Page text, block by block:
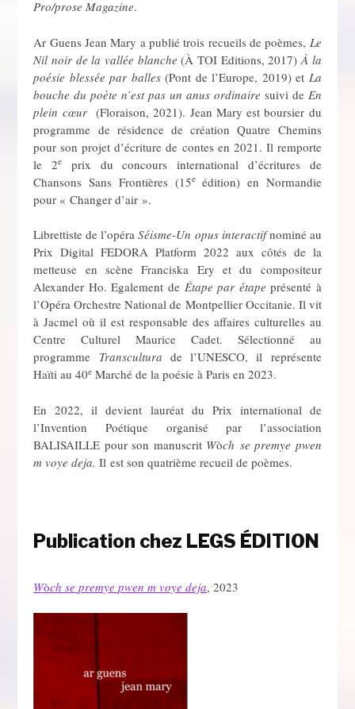
Pro/prose Magazine.
Ar Guens Jean Mary a publié trois recueils de poèmes, Le
Nil noir de la vallée blanche (À TOI Editions, 2017) À la
poésie blessée par balles(Pont de l’Europe, 2019) et La
bouche du poète n’est pas un anus ordinaire suivi de En
plein cœur (Floraison, 2021). Jean Mary est boursier du
programme de résidence de création Quatre Chemins
pour son projet d’écriture de contes en 2021. Il remporte
le 2e
prix du concours international d’écritures de
Chansons Sans Frontières (15eédition) en Normandie
pour « Changer d’air ».
Librettiste de l’opéraSéisme-Un opus interactifnominé au
Prix Digital FEDORA Platform 2022 aux côtés de la
metteuse en scène Franciska Ery et du compositeur
Alexander Ho. Egalement de Étape par étape présenté à
l’Opéra Orchestre National de Montpellier Occitanie. Il vit
à Jacmel où il est responsable des affaires culturelles au
Centre Culturel Maurice Cadet. Sélectionné au
programme Transcultura de l’UNESCO, il représente
Haïti au 40e Marché de la poésie à Paris en 2023.
En 2022, il devient lauréat du Prix international de
l’Invention Poétique organisé par l’association
BALISAILLE pour son manuscrit Wòch se premye pwen
m voye deja.Il est son quatrième recueil de poèmes.
Publication chez LEGS ÉDITION
Wòch se premye pwen m voye deja, 2023